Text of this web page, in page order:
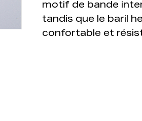
motif de bande
tandis que le baril
confortable et